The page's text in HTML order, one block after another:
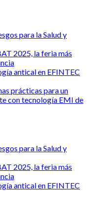
para la Salud y
2025, la feria más
antical en EFINTEC
prácticas para un
con tecnología EMI de
para la Salud y
2025, la feria más
antical en EFINTEC